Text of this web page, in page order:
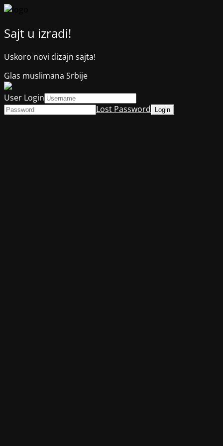
Sajt u izradi!
Uskoro novi dizajn sajta!
Glas muslimana Srbije
User Login
Lost Password